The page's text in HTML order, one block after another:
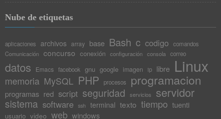
Nube de etiquetas
aplicaciones archivos array base Bash c codigo
comandos
Comunicación concurso conexión configuración consola correo
datos Emacs facebook gnu google imagen ip libre Linux
memoria MySQL PHP procesos programacion
programas red script seguridad servicios servidor
sistema software ssh terminal texto tiempo tuenti
usuario video web windows